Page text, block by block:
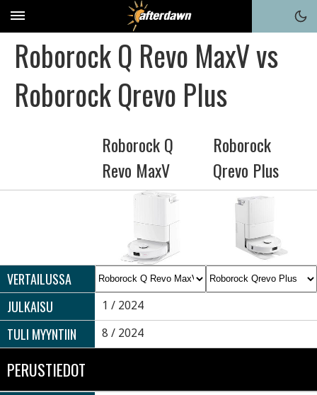
Roborock Q Revo MaxV vs
Roborock Qrevo Plus
Roborock Q
Revo MaxV
Roborock
Qrevo Plus
VERTAILUSSA
JULKAISU
1 / 2024
TULI MYYNTIIN 8 / 2024
PERUSTIEDOT